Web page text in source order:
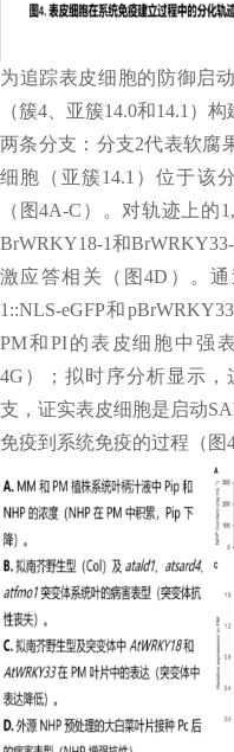
为追踪表皮细胞的防御启
（簇4、亚簇14.0和14.1）
两条分支：分支2代表软腐
细胞（亚簇14.1）位于该
（图4A-C）。对轨迹上的
BrWRKY18-1和
激应答相关（图4D）。
1::NLS-eGFP和
PM和PI的表皮细胞中强
4G）；拟时序分析显示
支，证实表皮细胞是启动
免疫到系统免疫的过程（图